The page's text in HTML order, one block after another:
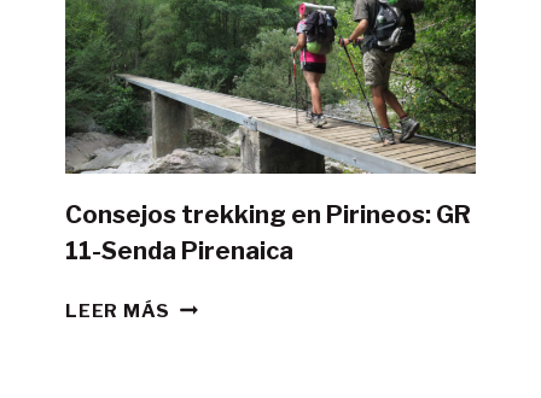
CON
TIENDA
DE
CAMPAÑA?
Consejos trekking en Pirineos: GR
11-Senda Pirenaica
LEER MÁS CONSEJOS